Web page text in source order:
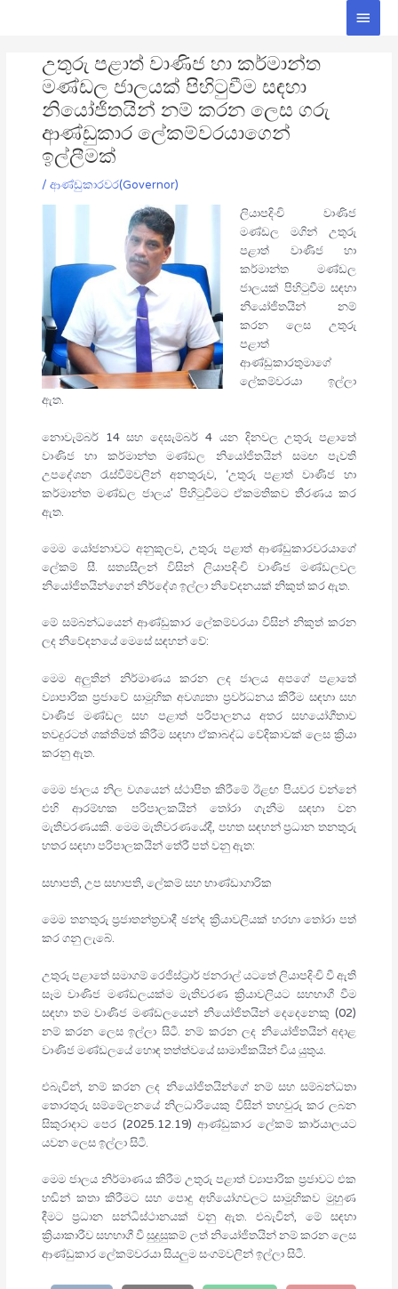
Main
උතුරු පළාත් වාණිජ හා කර්මාන්ත
මණ්ඩල ජාලයක් පිහිටුවීම සඳහා
නියෝජිතයින් නම් කරන ලෙස ගරු
ආණ්ඩුකාර ලේකම්වරයාගෙන්
ඉල්ලීමක්
/ ආණ්ඩුකාරවර(Governor)
ලියාපදිංචි වාණිජ
මණ්ඩල මගින් උතුරු
පළාත් වාණිජ හා
කර්මාන්ත මණ්ඩල
ජාලයක් පිහිටුවීම සඳහා
නියෝජිතයින් නම්
කරන ලෙස උතුරු
පළාත්
ආණ්ඩුකාරතුමාගේ
ලේකම්වරයා ඉල්ලා
ඇත.
නොවැම්බර් 14 සහ දෙසැම්බර් 4 යන දිනවල උතුරු පළාතේ
වාණිජ හා කර්මාන්ත මණ්ඩල නියෝජිතයින් සමඟ පැවති
උපදේශන රැස්වීම්වලින් අනතුරුව, ‘උතුරු පළාත් වාණිජ හා
කර්මාන්ත මණ්ඩල ජාලය’ පිහිටුවීමට ඒකමතිකව තීරණය කර
ඇත.
මෙම යෝජනාවට අනුකූලව, උතුරු පළාත් ආණ්ඩුකාරවරයාගේ
ලේකම් සී. සත්‍යසීලන් විසින් ලියාපදිංචි වාණිජ මණ්ඩලවල
නියෝජිතයින්ගෙන් නිර්දේශ ඉල්ලා නිවේදනයක් නිකුත් කර ඇත.
මේ සම්බන්ධයෙන් ආණ්ඩුකාර ලේකම්වරයා විසින් නිකුත් කරන
ලද නිවේදනයේ මෙසේ සඳහන් වේ:
මෙම අලුතින් නිර්මාණය කරන ලද ජාලය අපගේ පළාතේ
ව්‍යාපාරික ප්‍රජාවේ සාමූහික අවශ්‍යතා ප්‍රවර්ධනය කිරීම සඳහා සහ
වාණිජ මණ්ඩල සහ පළාත් පරිපාලනය අතර සහයෝගීතාව
තවදුරටත් ශක්තිමත් කිරීම සඳහා ඒකාබද්ධ වේදිකාවක් ලෙස ක්‍රියා
කරනු ඇත.
මෙම ජාලය නිල වශයෙන් ස්ථාපිත කිරීමේ ඊළඟ පියවර වන්නේ
එහි ආරම්භක පරිපාලකයින් තෝරා ගැනීම සඳහා වන
මැතිවරණයකි. මෙම මැතිවරණයේදී, පහත සඳහන් ප්‍රධාන තනතුරු
හතර සඳහා පරිපාලකයින් තේරී පත් වනු ඇත:
සභාපති, උප සභාපති, ලේකම් සහ භාණ්ඩාගාරික
මෙම තනතුරු ප්‍රජාතන්ත්‍රවාදී ඡන්ද ක්‍රියාවලියක් හරහා තෝරා පත්
කර ගනු ලැබේ.
උතුරු පළාතේ සමාගම් රෙජිස්ට්‍රාර් ජනරාල් යටතේ ලියාපදිංචි වී ඇති
සෑම වාණිජ මණ්ඩලයක්ම මැතිවරණ ක්‍රියාවලියට සහභාගී වීම
සඳහා තම වාණිජ මණ්ඩලයෙන් නියෝජිතයින් දෙදෙනෙකු (02)
නම් කරන ලෙස ඉල්ලා සිටී. නම් කරන ලද නියෝජිතයින් අදාළ
වාණිජ මණ්ඩලයේ හොඳ තත්ත්වයේ සාමාජිකයින් විය යුතුය.
එබැවින්, නම් කරන ලද නියෝජිතයින්ගේ නම් සහ සම්බන්ධතා
තොරතුරු සම්මේලනයේ නිලධාරියෙකු විසින් තහවුරු කර ලබන
සිකුරාදාට පෙර (2025.12.19) ආණ්ඩුකාර ලේකම් කාර්යාලයට
යවන ලෙස ඉල්ලා සිටී.
මෙම ජාලය නිර්මාණය කිරීම උතුරු පළාත් ව්‍යාපාරික ප්‍රජාවට එක
හඬින් කතා කිරීමට සහ පොදු අභියෝගවලට සාමූහිකව මුහුණ
දීමට ප්‍රධාන සන්ධිස්ථානයක් වනු ඇත. එබැවින්, මේ සඳහා
ක්‍රියාකාරීව සහභාගී වී සුදුසුකම් ලත් නියෝජිතයින් නම් කරන ලෙස
ආණ්ඩුකාර ලේකම්වරයා සියලුම සංගම්වලින් ඉල්ලා සිටී.
navigation